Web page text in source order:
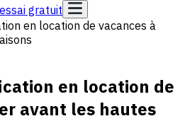
gratuit
en location de vacances à
en location de
avant les hautes